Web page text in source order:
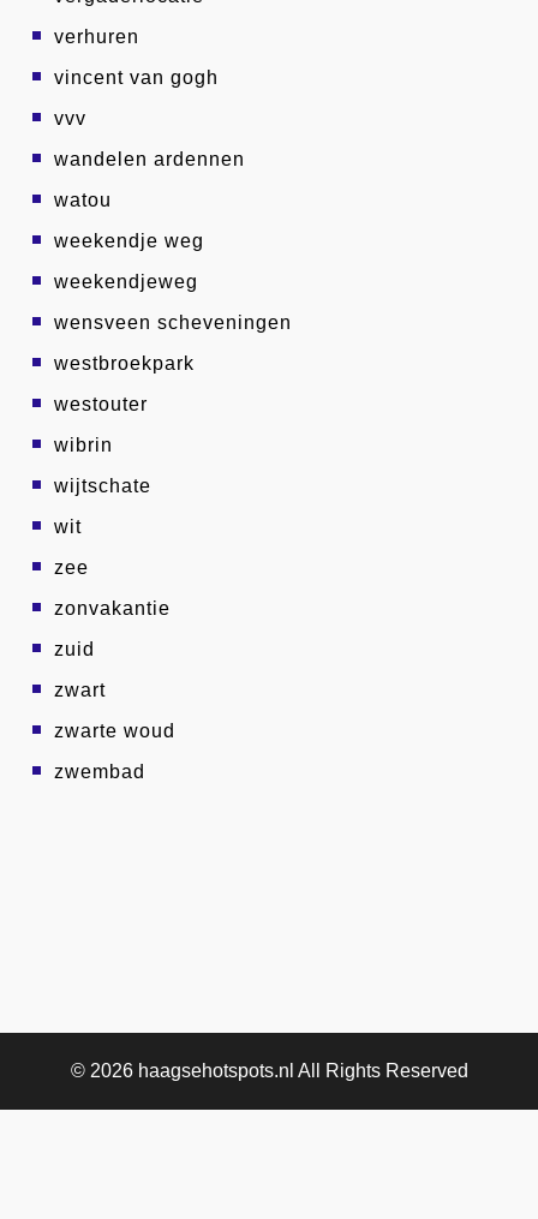
verhuren
vincent van gogh
vvv
wandelen ardennen
watou
weekendje weg
weekendjeweg
wensveen scheveningen
westbroekpark
westouter
wibrin
wijtschate
wit
zee
zonvakantie
zuid
zwart
zwarte woud
zwembad
© 2026 haagsehotspots.nl All Rights Reserved